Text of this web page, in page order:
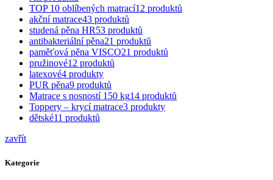
TOP 10 oblíbených matrací12 produktů
akční matrace43 produktů
studená pěna HR53 produktů
antibakteriální pěna21 produktů
paměťová pěna VISCO21 produktů
pružinové12 produktů
latexové4 produkty
PUR pěna9 produktů
Matrace s nosností 150 kg14 produktů
Toppery – krycí matrace3 produkty
dětské11 produktů
zavřít
Kategorie